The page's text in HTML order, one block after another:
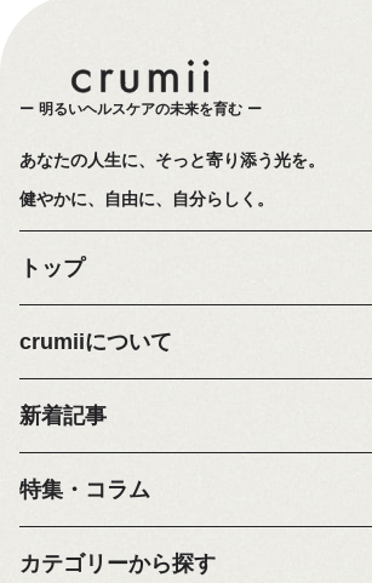
明るいヘルスケアの未来を育む
あなたの人生に、そっと寄り添う光を。
健やかに、自由に、自分らしく。
トップ
crumiiについて
新着記事
特集・コラム
カテゴリーから探す